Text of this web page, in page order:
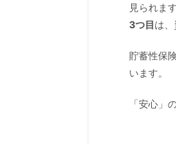
見られます
3つ目は、
貯蓄性保
います。
「安心」